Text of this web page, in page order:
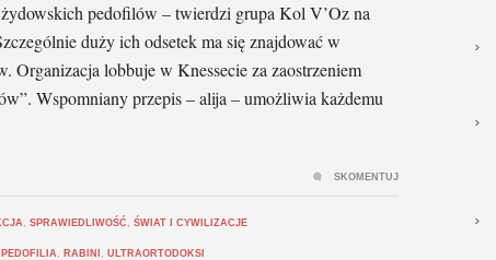
pedofilów – twierdzi grupa Kol V’Oz na
duży ich odsetek ma się znajdować w
Organizacja lobbuje w Knessecie za zaostrzeniem
Wspomniany przepis – alija – umożliwia każdemu
, SPRAWIEDLIWOŚĆ , ŚWIAT I CYWILIZACJE
PEDOFILIA , RABINI , ULTRAORTODOKSI
SKOMENTUJ